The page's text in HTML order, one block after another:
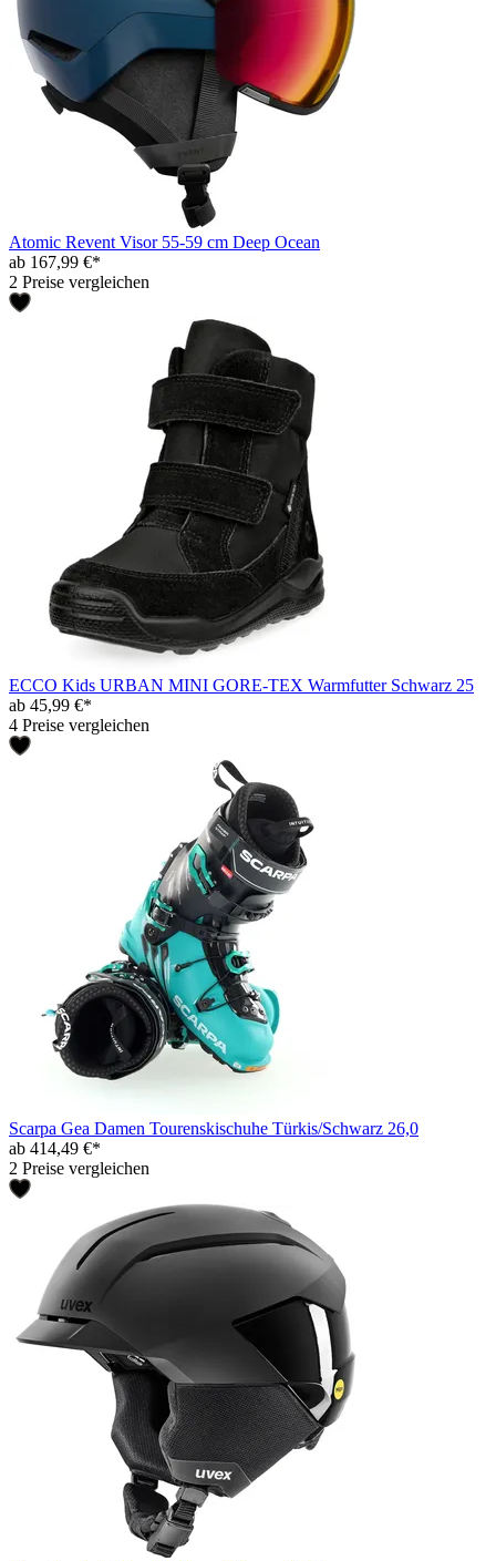
Atomic Revent Visor 55-59 cm Deep Ocean
ab 167,99 €*
2 Preise vergleichen
ECCO Kids URBAN MINI GORE-TEX Warmfutter Schwarz 25
ab 45,99 €*
4 Preise vergleichen
Scarpa Gea Damen Tourenskischuhe Türkis/Schwarz 26,0
ab 414,49 €*
2 Preise vergleichen